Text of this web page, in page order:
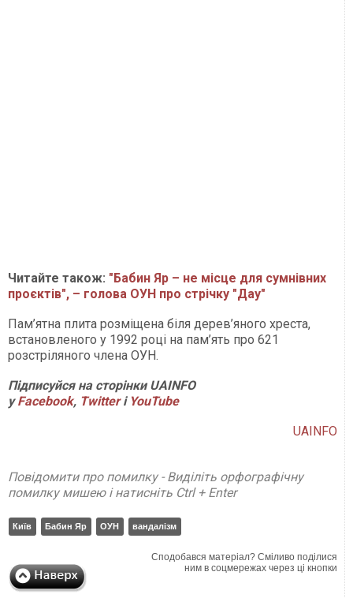
Читайте також: "Бабин Яр – не місце для сумнівних
проєктів", – голова ОУН про стрічку "Дау"
Пам’ятна плита розміщена біля дерев’яного хреста,
встановленого у 1992 році на пам’ять про 621
розстріляного члена ОУН.
Підписуйся на сторінки UAINFO
уFacebook, Twitterі YouTube
UAINFO
Повідомити про помилку - Виділіть орфографічну
помилку мишею і натисніть Ctrl + Enter
Київ Бабин Яр ОУН вандалізм
Сподобався матеріал? Сміливо поділися
ним в соцмережах через ці кнопки